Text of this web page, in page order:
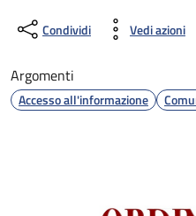
Condividi Vedi azioni
Argomenti
Accesso all'informazione